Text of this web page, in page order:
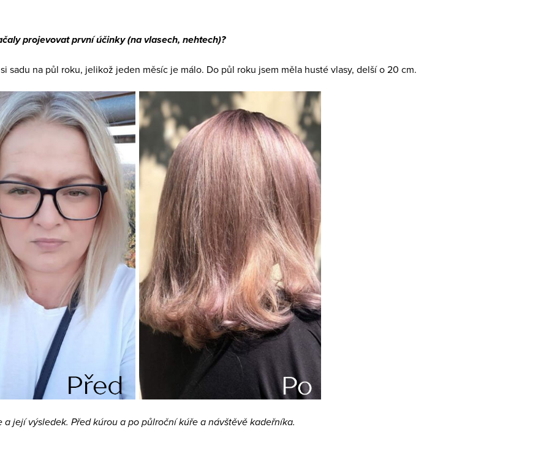
projevovat první účinky (na vlasech, nehtech)?
sadu na půl roku, jelikož jeden měsíc je málo. Do půl roku jsem měla husté vlasy, delší o 20 cm.
a její výsledek. Před kúrou a po půlroční kúře a návštěvě kadeřníka.